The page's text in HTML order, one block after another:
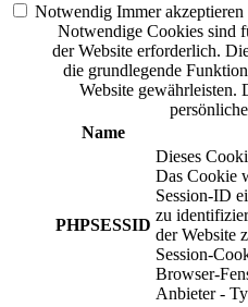
Notwendig Immer akzeptieren
Notwendige Cookies sind
der Website erforderlich.
die grundlegende
Website gewährleisten.
Name
PHPSESSID
Dieses
Das Cookie
Session-ID
zu
der Website
Session-
Browser-
Anbieter -